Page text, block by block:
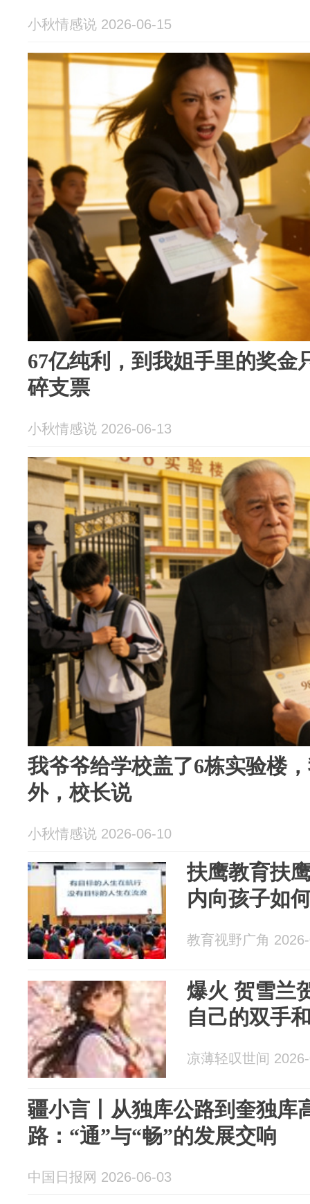
小秋情感说 2026-06-15
67亿纯利，到我姐手里的奖金
碎支票
小秋情感说 2026-06-13
我爷爷给学校盖了6栋实验楼
外，校长说
小秋情感说 2026-06-10
扶鹰教育扶
内向孩子如
教育视野广角
爆火 贺雪兰贺明言徐然《我会用
自己的双手
凉薄轻叹世间
疆小言丨从独库公路到奎独库
路：“通”与“畅”的发展交响
中国日报网 2026-06-03